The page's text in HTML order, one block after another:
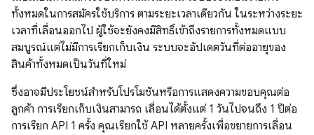
ทั้งหมดในการสมัครใช้บริการ ตามระยะเวลาเดียวกัน ในระหว่างระยะ
เวลาที่เลื่อนออกไป ผู้ใช้จะยังคงมีสิทธิ์เข้าถึงรายการทั้งหมดแบบ
สมบูรณ์แต่ไม่มีการเรียกเก็บเงิน ระบบจะอัปเดตวันที่ต่ออายุของ
สินค้าทั้งหมดเป็นวันที่ใหม่
ซึ่งอาจมีประโยชน์สำหรับโปรโมชันหรือการแสดงความขอบคุณต่อ
ลูกค้า การเรียกเก็บเงินสามารถ เลื่อนได้ตั้งแต่ 1 วันไปจนถึง 1 ปีต่อ
การเรียก API 1 ครั้ง คุณเรียกใช้ API หลายครั้งเพื่อขยายการเลื่อน